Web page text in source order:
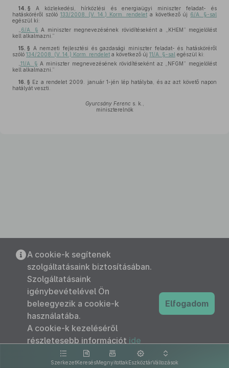
14. § A közlekedési, hírközlési és energiaügyi miniszter feladat- és
hatásköréről szóló 133/2008. (V. 14.) Korm. rendeleta következő új 6/A. §-sal
egészül ki:
6/A. § A miniszter megnevezésének rövidítéseként a „KHEM” megjelölést
kell alkalmazni.”
15. § A nemzeti fejlesztési és gazdasági miniszter feladat- és hatásköréről
szóló 134/2008. (V. 14.) Korm. rendelet a következő új 11/A. §-sal egészül ki:
11/A. § A miniszter megnevezésének rövidítéseként az „NFGM” megjelölést
kell alkalmazni.”
16. § Ez a rendelet 2009. január 1-jén lép hatályba, és az azt követő napon
hatályát veszti.
Gyurcsány Ferenc s. k.,
miniszterelnök
SzerkezetKeresésMegnyitottakEszköztárVáltozások
A cookie-k segítenek
szolgáltatásaink biztosításában.
Szolgáltatásaink
igénybevételével Ön
beleegyezik a cookie-k
használatába.
A cookie-k kezeléséről
részletesebb információt ide
kattintva olvashat.
Elfogadom